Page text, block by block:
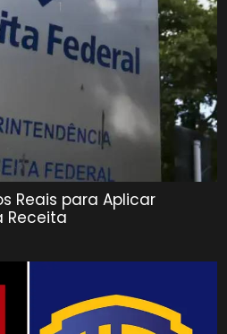
Reais para Aplicar
Receita